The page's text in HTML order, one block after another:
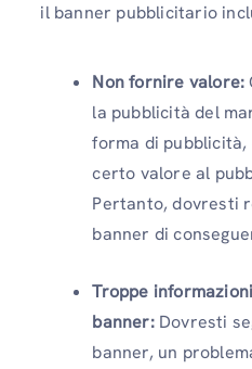
il banner pubblicitario
Non fornire valore:
la pubblicità del
forma di
certo valore al
Pertanto, dovresti
banner di
Troppe
banner:Dovresti
banner, un